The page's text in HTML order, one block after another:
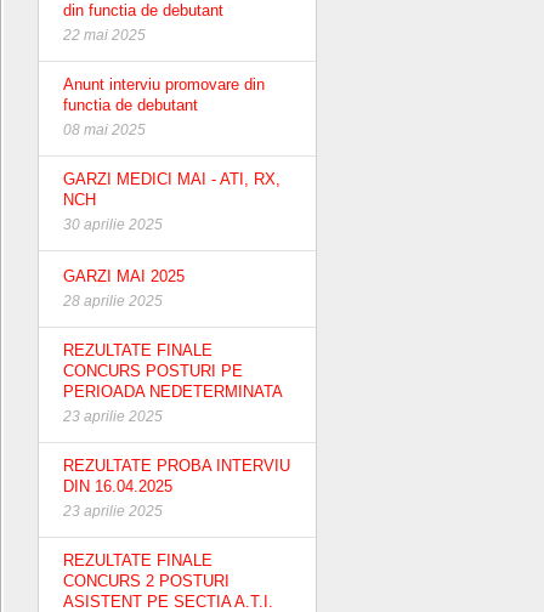
din functia de debutant
22 mai 2025
Anunt interviu promovare din
functia de debutant
08 mai 2025
GARZI MEDICI MAI - ATI, RX,
NCH
30 aprilie 2025
GARZI MAI 2025
28 aprilie 2025
REZULTATE FINALE
CONCURS POSTURI PE
PERIOADA NEDETERMINATA
23 aprilie 2025
REZULTATE PROBA INTERVIU
DIN 16.04.2025
23 aprilie 2025
REZULTATE FINALE
CONCURS 2 POSTURI
ASISTENT PE SECTIA A.T.I.